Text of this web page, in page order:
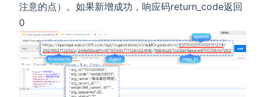
注意的点）。如果新增成功，响应码return_code返回
0